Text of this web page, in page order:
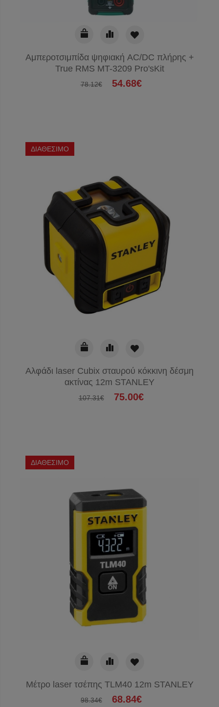
Αμπεροτσιμπίδα ψηφιακή AC/DC πλήρης +
True RMS MT-3209 Pro'sKit
78.12€ 54.68€
ΔΙΑΘΕΣΙΜΟ
Αλφάδι laser Cubix σταυρού κόκκινη δέσμη
ακτίνας 12m STANLEY
107.31€ 75.00€
ΔΙΑΘΕΣΙΜΟ
Μέτρο laser τσέπης TLM40 12m STANLEY
98.34€ 68.84€